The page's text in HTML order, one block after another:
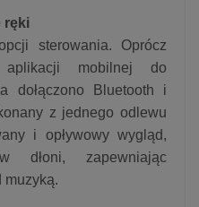
ręki
sterowania. Oprócz
mobilnej do
dołączono Bluetooth i
z jednego odlewu
i opływowy wygląd,
zapewniając
muzyką.